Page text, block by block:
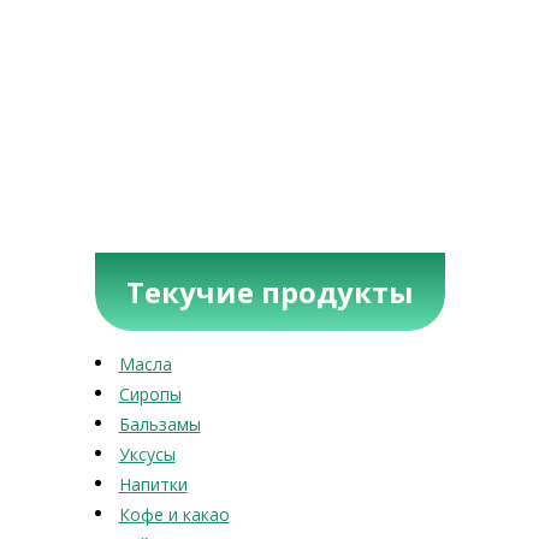
Текучие продукты
Масла
Сиропы
Бальзамы
Уксусы
Напитки
Кофе и какао